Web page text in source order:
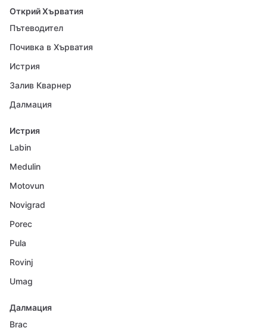
Открий Хърватия
Пътеводител
Почивка в Хърватия
Истрия
Залив Кварнер
Далмация
Истрия
Labin
Medulin
Motovun
Novigrad
Porec
Pula
Rovinj
Umag
Далмация
Brac